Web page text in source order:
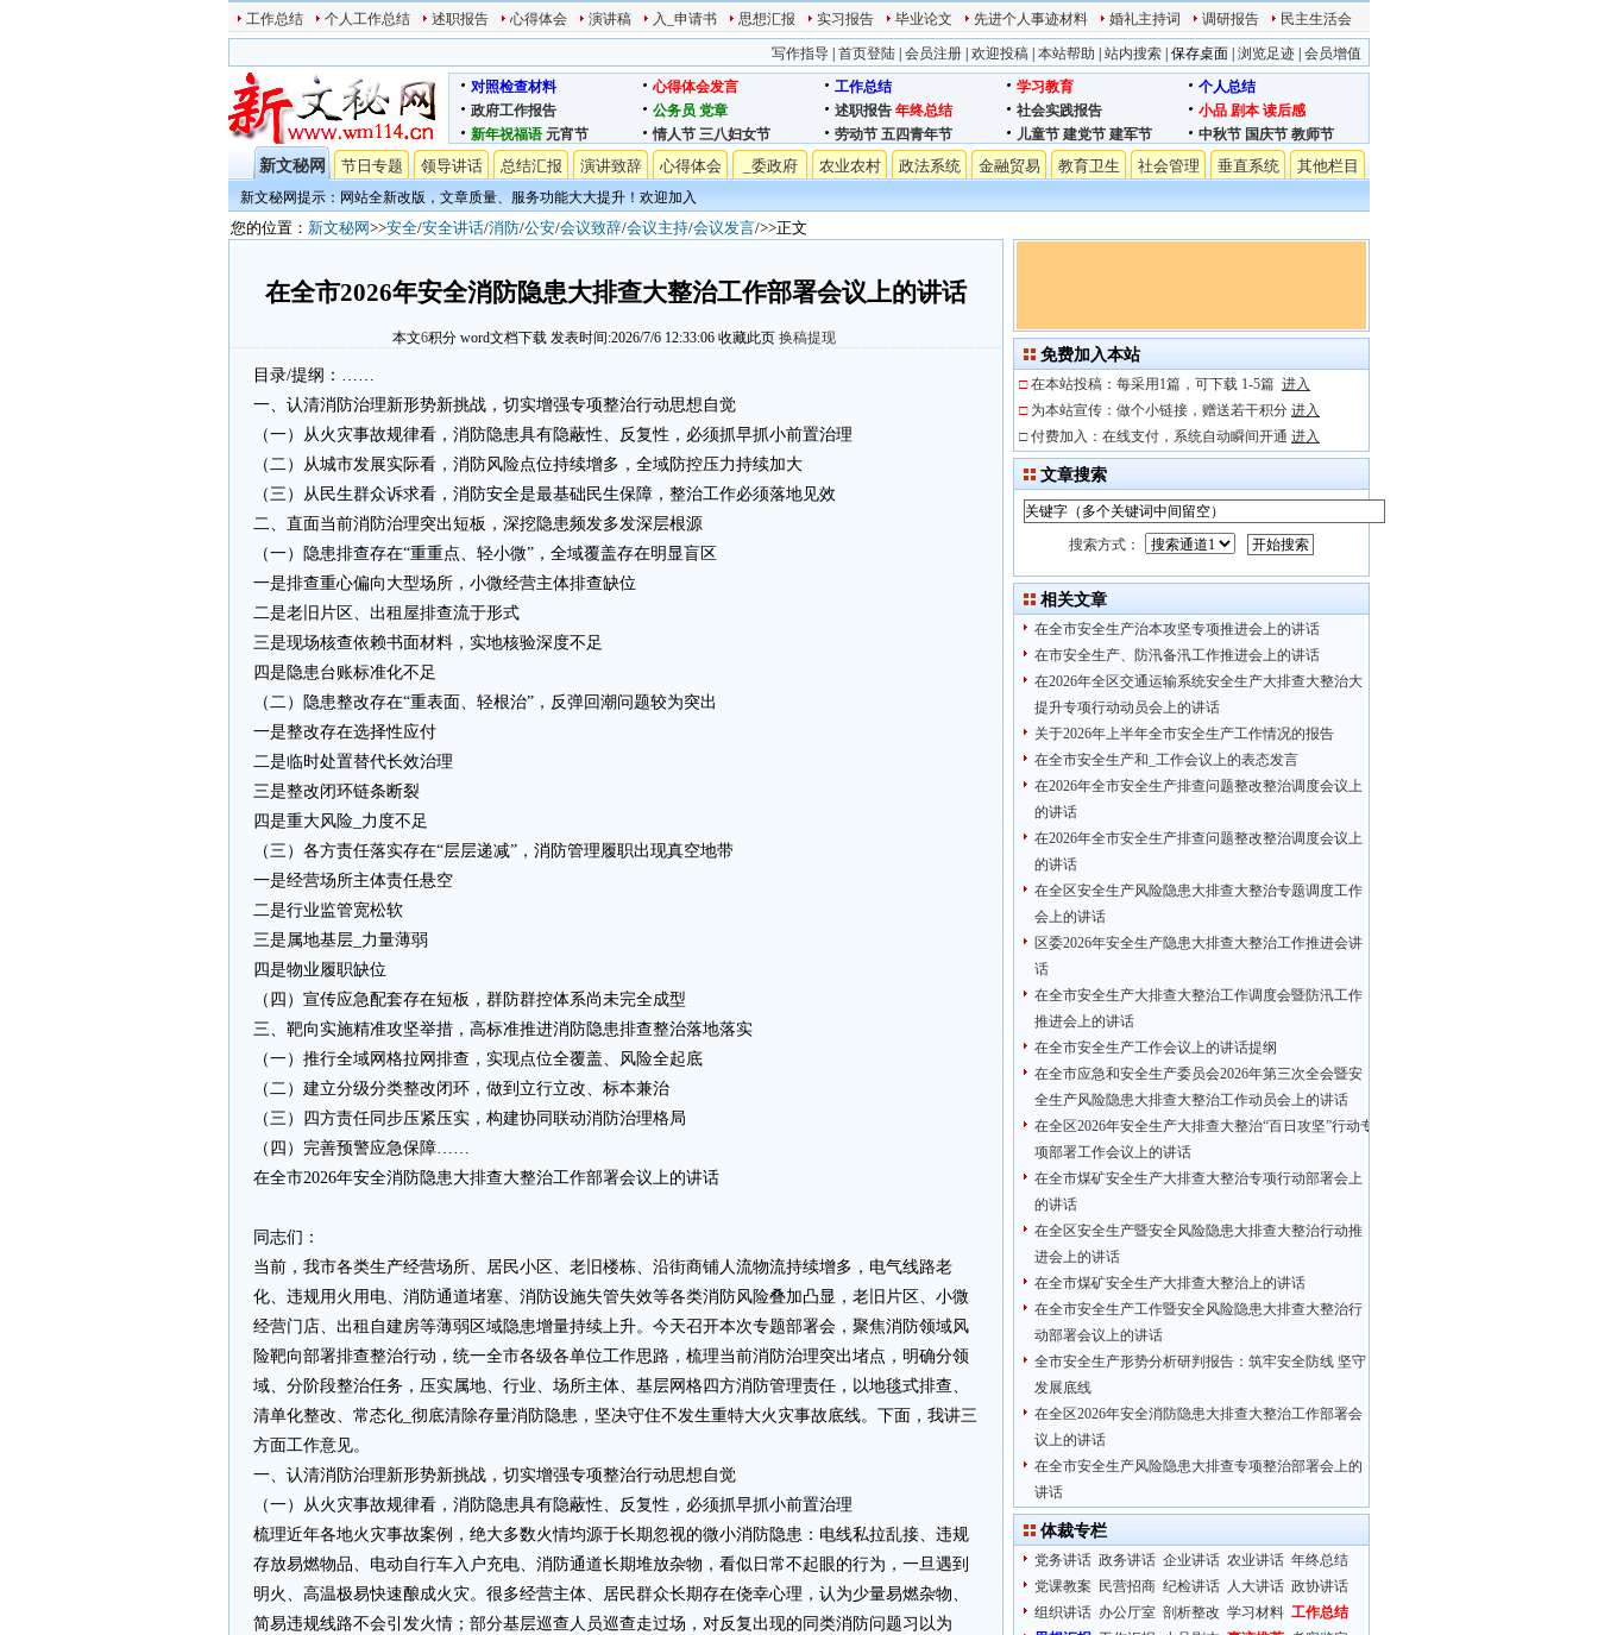
工作总结 个人工作总结 述职报告 心得体会 演讲稿 入_申请书 思想汇报 实习报告 毕业论文 先进个人事迹材料 婚礼主持词 调研报告 民主生活会
写作指导 首页登陆 会员注册 欢迎投稿 本站帮助 站内搜索 保存桌面 浏览足迹 会员增值
对照检查材料
心得体会发言 工作总结 学习教育
个人总结
政府工作报告
公务员 党章 述职报告 年终总结 社会实践报告 小品 剧本 读后感
新年祝福语 元宵节 情人节 三八妇女节 劳动节 五四青年节 儿童节 建党节 建军节 中秋节 国庆节 教师节
新文秘网 节日专题 领导讲话 总结汇报 演讲致辞 心得体会 _委政府 农业农村 政法系统 金融贸易 教育卫生 社会管理 垂直系统 其他栏目
新文秘网提示：网站全新改版，文章质量、服务功能大大提升！欢迎加入
您的位置： 新文秘网>>安全/安全讲话/消防/公安/会议致辞/会议主持/会议发言/>>正文
在全市2026年安全消防隐患大排查大整治工作部署会议上的讲话
本文6积分 word文档下载 发表时间:2026/7/6 12:33:06 收藏此页 换稿提现
目录/提纲：……
一、认清消防治理新形势新挑战，切实增强专项整治行动思想自觉
（一）从火灾事故规律看，消防隐患具有隐蔽性、反复性，必须抓早抓小前置治理
（二）从城市发展实际看，消防风险点位持续增多，全域防控压力持续加大
（三）从民生群众诉求看，消防安全是最基础民生保障，整治工作必须落地见效
二、直面当前消防治理突出短板，深挖隐患频发多发深层根源
（一）隐患排查存在“重重点、轻小微”，全域覆盖存在明显盲区
一是排查重心偏向大型场所，小微经营主体排查缺位
二是老旧片区、出租屋排查流于形式
三是现场核查依赖书面材料，实地核验深度不足
四是隐患台账标准化不足
（二）隐患整改存在“重表面、轻根治”，反弹回潮问题较为突出
一是整改存在选择性应付
二是临时处置替代长效治理
三是整改闭环链条断裂
四是重大风险_力度不足
（三）各方责任落实存在“层层递减”，消防管理履职出现真空地带
一是经营场所主体责任悬空
二是行业监管宽松软
三是属地基层_力量薄弱
四是物业履职缺位
（四）宣传应急配套存在短板，群防群控体系尚未完全成型
三、靶向实施精准攻坚举措，高标准推进消防隐患排查整治落地落实
（一）推行全域网格拉网排查，实现点位全覆盖、风险全起底
（二）建立分级分类整改闭环，做到立行立改、标本兼治
（三）四方责任同步压紧压实，构建协同联动消防治理格局
（四）完善预警应急保障……
在全市2026年安全消防隐患大排查大整治工作部署会议上的讲话
同志们：
当前，我市各类生产经营场所、居民小区、老旧楼栋、沿街商铺人流物流持续增多，电气线路老
化、违规用火用电、消防通道堵塞、消防设施失管失效等各类消防风险叠加凸显，老旧片区、小微
经营门店、出租自建房等薄弱区域隐患增量持续上升。今天召开本次专题部署会，聚焦消防领域风
险靶向部署排查整治行动，统一全市各级各单位工作思路，梳理当前消防治理突出堵点，明确分领
域、分阶段整治任务，压实属地、行业、场所主体、基层网格四方消防管理责任，以地毯式排查、
清单化整改、常态化_彻底清除存量消防隐患，坚决守住不发生重特大火灾事故底线。下面，我讲三
方面工作意见。
一、认清消防治理新形势新挑战，切实增强专项整治行动思想自觉
（一）从火灾事故规律看，消防隐患具有隐蔽性、反复性，必须抓早抓小前置治理
梳理近年各地火灾事故案例，绝大多数火情均源于长期忽视的微小消防隐患：电线私拉乱接、违规
存放易燃物品、电动自行车入户充电、消防通道长期堆放杂物，看似日常不起眼的行为，一旦遇到
明火、高温极易快速酿成火灾。很多经营主体、居民群众长期存在侥幸心理，认为少量易燃杂物、
简易违规线路不会引发火情；部分基层巡查人员巡查走过场，对反复出现的同类消防问题习以为
免费加入本站
□ 在本站投稿：每采用1篇，可下载 1-5篇 进入
□ 为本站宣传：做个小链接，赠送若干积分 进入
□ 付费加入：在线支付，系统自动瞬间开通 进入
文章搜索
搜索方式：
相关文章
在全市安全生产治本攻坚专项推进会上的讲话
在市安全生产、防汛备汛工作推进会上的讲话
在2026年全区交通运输系统安全生产大排查大整治大
提升专项行动动员会上的讲话
关于2026年上半年全市安全生产工作情况的报告
在全市安全生产和_工作会议上的表态发言
在2026年全市安全生产排查问题整改整治调度会议上
的讲话
在2026年全市安全生产排查问题整改整治调度会议上
的讲话
在全区安全生产风险隐患大排查大整治专题调度工作
会上的讲话
区委2026年安全生产隐患大排查大整治工作推进会讲
话
在全市安全生产大排查大整治工作调度会暨防汛工作
推进会上的讲话
在全市安全生产工作会议上的讲话提纲
在全市应急和安全生产委员会2026年第三次全会暨安
全生产风险隐患大排查大整治工作动员会上的讲话
在全区2026年安全生产大排查大整治“百日攻坚”行动专
项部署工作会议上的讲话
在全市煤矿安全生产大排查大整治专项行动部署会上
的讲话
在全区安全生产暨安全风险隐患大排查大整治行动推
进会上的讲话
在全市煤矿安全生产大排查大整治上的讲话
在全市安全生产工作暨安全风险隐患大排查大整治行
动部署会议上的讲话
全市安全生产形势分析研判报告：筑牢安全防线 坚守
发展底线
在全区2026年安全消防隐患大排查大整治工作部署会
议上的讲话
在全市安全生产风险隐患大排查专项整治部署会上的
讲话
体裁专栏
党务讲话 政务讲话 企业讲话 农业讲话 年终总结
党课教案
民营招商 纪检讲话 人大讲话 政协讲话
组织讲话 办公厅室 剖析整改 学习材料 工作总结